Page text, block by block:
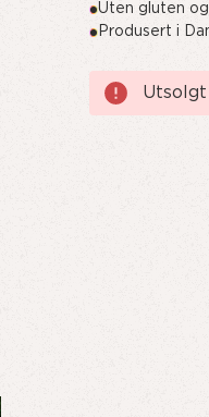
Uten gluten
Produsert i
Nåværende
lager:
Utsolgt